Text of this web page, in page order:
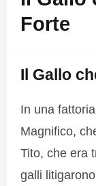
Forte
Il Gallo
In una
Magnifico,
Tito, che era
galli